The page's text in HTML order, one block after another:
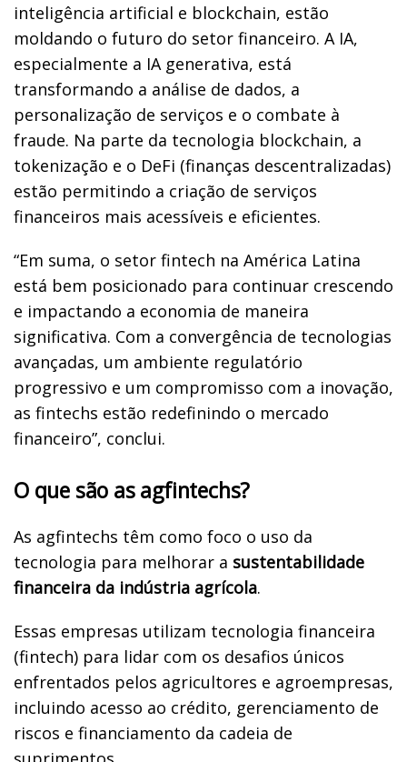
inteligência artificial e blockchain, estão
moldando o futuro do setor financeiro. A IA,
especialmente a IA generativa, está
transformando a análise de dados, a
personalização de serviços e o combate à
fraude. Na parte da tecnologia blockchain, a
tokenização e o DeFi (finanças descentralizadas)
estão permitindo a criação de serviços
financeiros mais acessíveis e eficientes.
“Em suma, o setor fintech na América Latina
está bem posicionado para continuar crescendo
e impactando a economia de maneira
significativa. Com a convergência de tecnologias
avançadas, um ambiente regulatório
progressivo e um compromisso com a inovação,
as fintechs estão redefinindo o mercado
financeiro”, conclui.
O que são as agfintechs?
As agfintechs têm como foco o uso da
tecnologia para melhorar a sustentabilidade
financeira da indústria agrícola.
Essas empresas utilizam tecnologia financeira
(fintech) para lidar com os desafios únicos
enfrentados pelos agricultores e agroempresas,
incluindo acesso ao crédito, gerenciamento de
riscos e financiamento da cadeia de